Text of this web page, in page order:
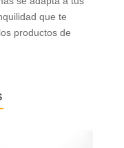
que te
productos de